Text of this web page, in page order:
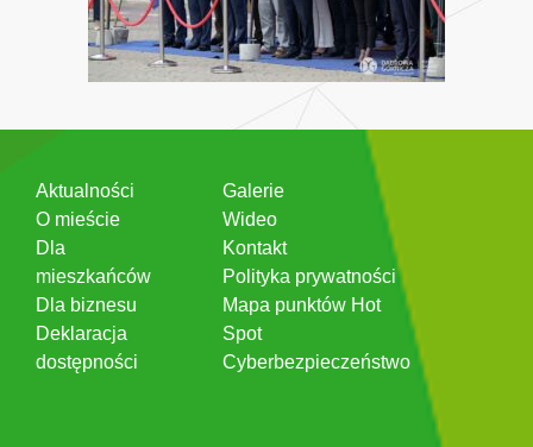
Aktualności
O mieście
Dla
mieszkańców
Dla biznesu
Deklaracja
dostępności
Galerie
Wideo
Kontakt
Polityka prywatności
Mapa punktów Hot
Spot
Cyberbezpieczeństwo